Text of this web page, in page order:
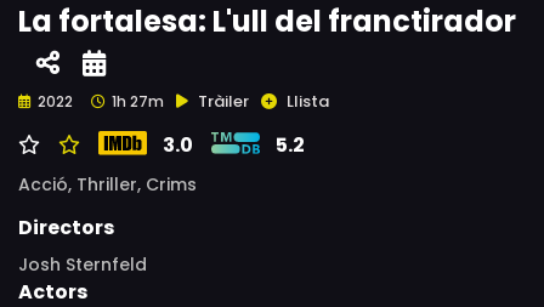
La fortalesa: L'ull del franctirador
2022 1h 27m Tràiler Llista
3.0 5.2
Acció, Thriller, Crims
Directors
Josh Sternfeld
Actors